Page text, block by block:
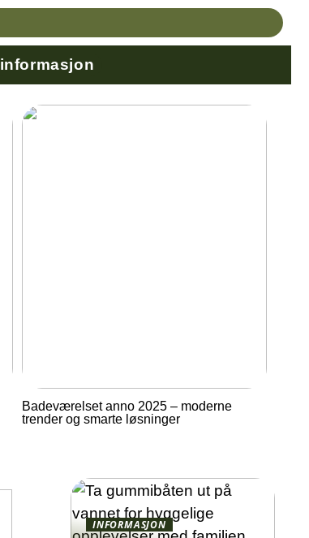
informasjon
Badeværelset anno 2025 – moderne
trender og smarte løsninger
INFORMASJON